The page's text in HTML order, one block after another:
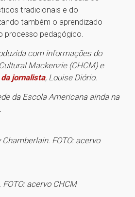
tradicionais e do
também o aprendizado
processo pedagógico.
com informações do
Mackenzie (CHCM) e
jornalista, Louise Diório.
da Escola Americana ainda na
FOTO: acervo
acervo CHCM